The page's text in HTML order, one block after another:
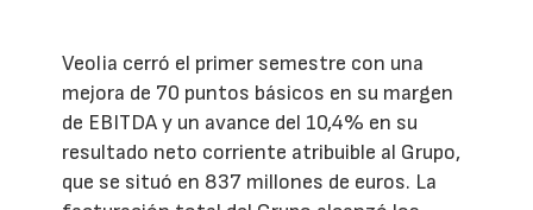
Veolia cerró el primer semestre con una
mejora de 70 puntos básicos en su margen
de EBITDA y un avance del 10,4% en su
resultado neto corriente atribuible al Grupo,
que se situó en 837 millones de euros. La